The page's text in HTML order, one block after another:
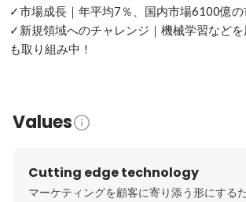
✓市場成長｜年平均7％、国内市場6100億の
✓新規領域へのチャレンジ｜機械学習など
も取り組み中！
Values
Cutting edge technology
マーケティングを顧客に寄り添う形にする